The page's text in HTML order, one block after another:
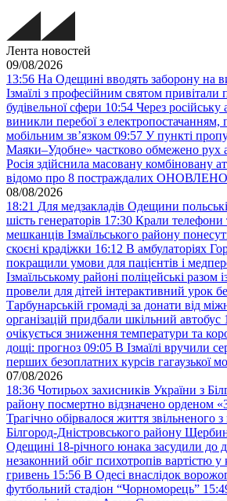
Лента новостей
09/08/2026
13:56 На Одещині вводять заборону на
Ізмаїлі з професійним святом привітали
будівельної сфери 10:54 Через
виникли перебої з електропостачанням,
мобільним звʼязком 09:57 У пункті
Маяки–Удобне» частково обмежено рух
Росія здійснила масовану комбіновану
відомо про 8 постраждалих ОНОВЛЕНО
08/08/2026
18:21 Для медзакладів Одещини
шість генераторів 17:30 Крали телефони
мешканців Ізмаїльського району
скоєні крадіжки 16:12 В амбулаторіях
покращили умови для пацієнтів і
Ізмаїльському районі поліцейські разом
провели для дітей інтерактивний урок
Тарбунарській громаді за донати від
організацій придбали шкільний автобус
очікується зниження температури та
дощі: прогноз 09:05 В Ізмаїлі вручили
перших безоплатних курсів гагаузької
07/08/2026
18:36 Чотирьох захисників України з
району посмертно відзначено орденом
Трагічно обірвалося життя звільненого
Білгород-Дністровського району
Одещині 18-річного юнака засудили до
незаконний обіг психотропів вартістю у
гривень 15:56 В Одесі внаслідок
футбольний стадіон “Чорноморець”